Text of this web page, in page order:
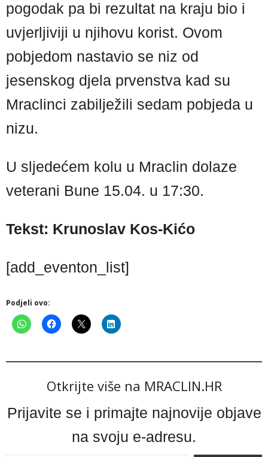
pogodak pa bi rezultat na kraju bio i
uvjerljiviji u njihovu korist. Ovom
pobjedom nastavio se niz od
jesenskog djela prvenstva kad su
Mraclinci zabilježili sedam pobjeda u
nizu.
U sljedećem kolu u Mraclin dolaze
veterani Bune 15.04. u 17:30.
Tekst: Krunoslav Kos-Kićo
[add_eventon_list]
Podjeli ovo:
Otkrijte više na MRACLIN.HR
Prijavite se i primajte najnovije objave
na svoju e-adresu.